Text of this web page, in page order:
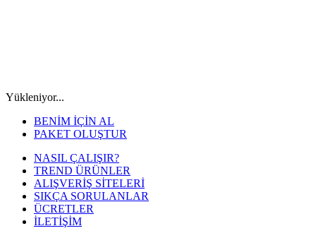
Yükleniyor...
BENİM İÇİN AL
PAKET OLUŞTUR
NASIL ÇALIŞIR?
TREND ÜRÜNLER
ALIŞVERİŞ SİTELERİ
SIKÇA SORULANLAR
ÜCRETLER
İLETİŞİM